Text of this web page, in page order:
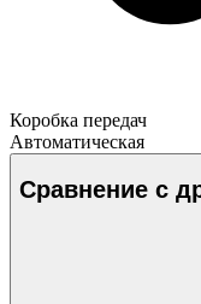
Коробка передач
Автоматическая
Сравнение с